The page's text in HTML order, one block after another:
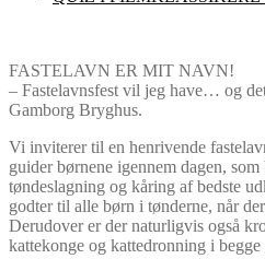
FASTELAVN ER MIT NAVN!
– Fastelavnsfest vil jeg have… og
Gamborg Bryghus.
Vi inviterer til en henrivende
guider børnene igennem dagen,
tøndeslagning og kåring af bedste
godter til alle børn i tønderne, når
Derudover er der naturligvis også
kattekonge og kattedronning i begge